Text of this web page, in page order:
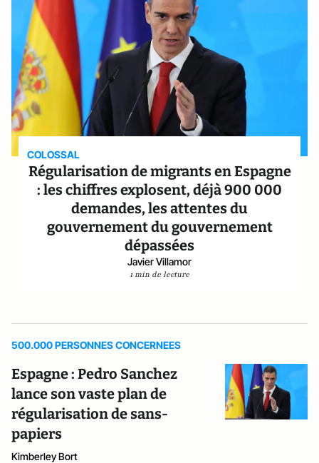
COLOSSAL
Régularisation de migrants en Espagne
: les chiffres explosent, déjà 900 000
demandes, les attentes du
gouvernement du gouvernement
dépassées
Javier Villamor
1 min de lecture
500.000 PERSONNES CONCERNEES
Espagne : Pedro Sanchez
lance son vaste plan de
régularisation de sans-
papiers
Kimberley Bort